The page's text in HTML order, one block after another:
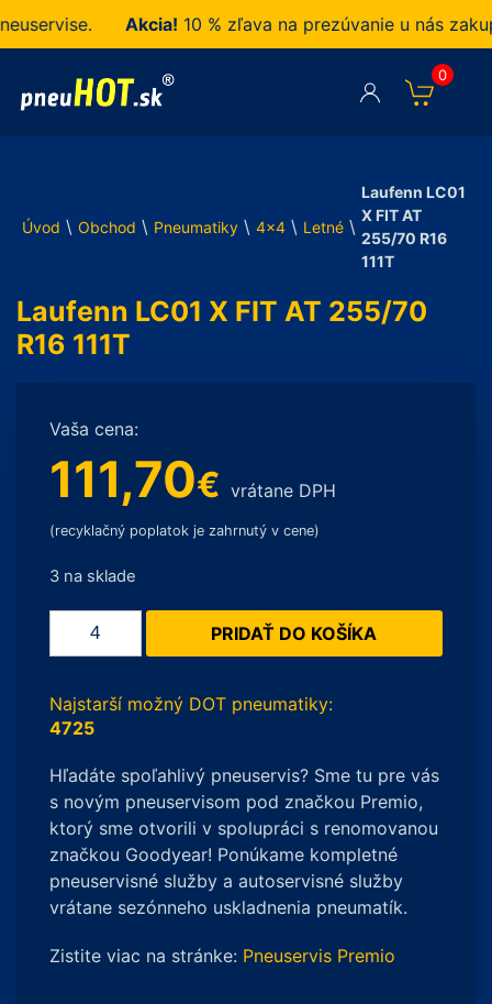
Akcia!10 % zľava na prezúvanie u nás
0
Úvod \ Obchod \ Pneumatiky \ 4x4 \ Letné \
Laufenn LC01
X FIT AT
255/70 R16
111T
Laufenn LC01 X FIT AT 255/70
R16 111T
Vaša cena:
111,70€ vrátane DPH
(recyklačný poplatok je zahrnutý v cene)
3 na sklade
množstvo
X
FIT
255/70
R16
111T
PRIDAŤ DO KOŠÍKA
Najstarší možný DOT pneumatiky:
4725
Hľadáte spoľahlivý pneuservis? Sme tu pre vás
s novým pneuservisom pod značkou Premio,
ktorý sme otvorili v spolupráci s renomovanou
značkou Goodyear! Ponúkame kompletné
pneuservisné služby a autoservisné služby
vrátane sezónneho uskladnenia pneumatík.
Zistite viac na stránke: Pneuservis Premio